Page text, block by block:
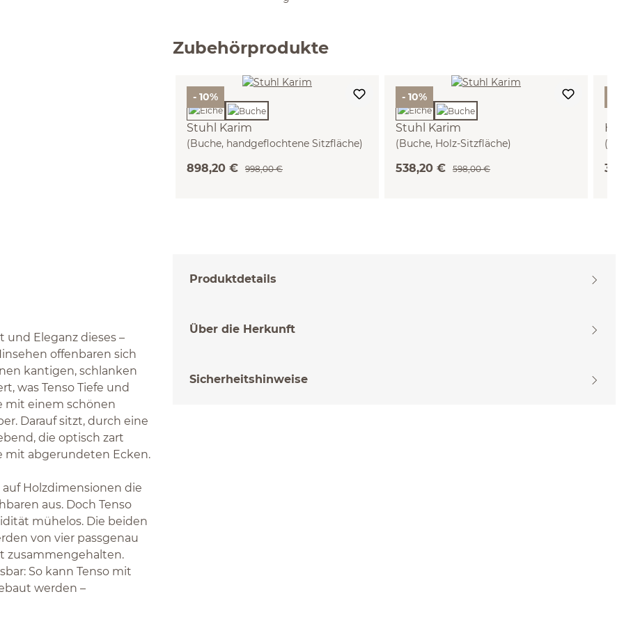
Zubehörprodukte
- 10%
Stuhl Karim
(Buche, handgeflochtene Sitzfläche)
898,20 € 998,00 €
- 10%
Stuhl Karim
(Buche, Holz-Sitzfläche)
538,20 € 598,00 €
und Eleganz dieses –
offenbaren sich
kantigen, schlanken
was Tenso Tiefe und
mit einem schönen
Darauf sitzt, durch eine
die optisch zart
mit abgerundeten Ecken.
Holzdimensionen die
aus. Doch Tenso
mühelos. Die beiden
von vier passgenau
zusammengehalten.
So kann Tenso mit
werden –
Produktdetails
Über die Herkunft
Sicherheitshinweise